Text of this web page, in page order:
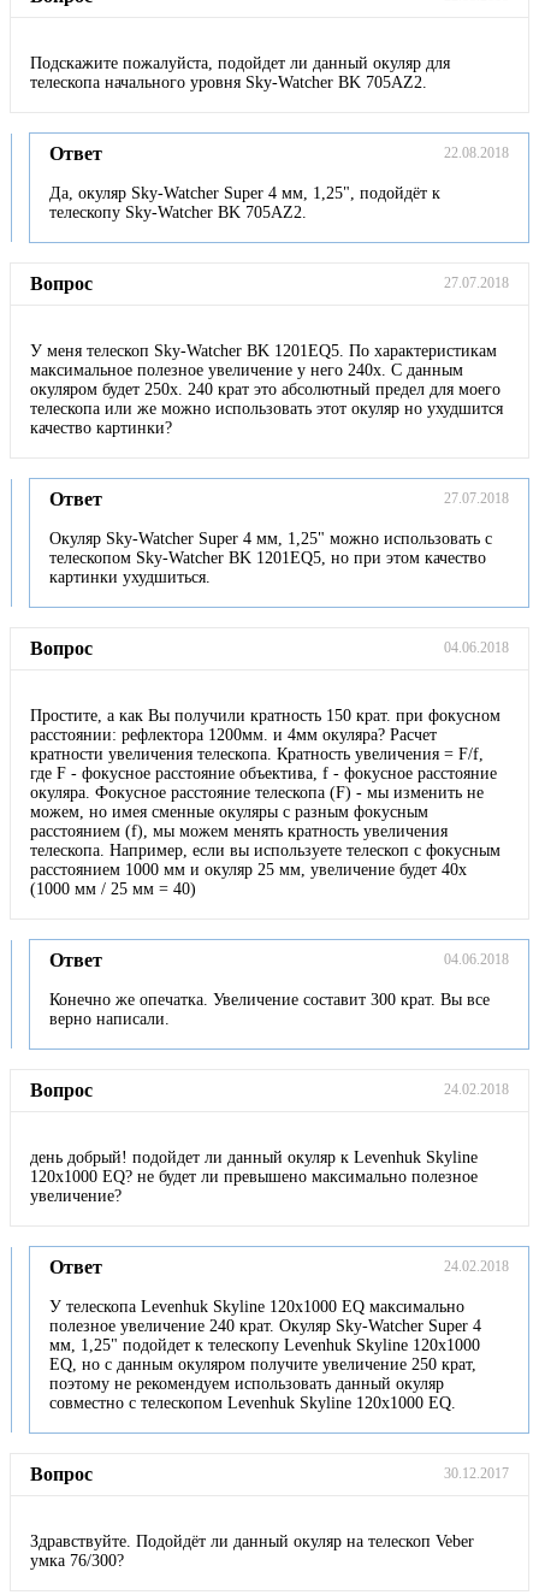
Подскажите пожалуйста, подойдет ли данный окуляр для
телескопа начального уровня Sky-Watcher BK 705AZ2.
Ответ 22.08.2018
Да, окуляр Sky-Watcher Super 4 мм, 1,25", подойдёт к
телескопу Sky-Watcher BK 705AZ2.
Вопрос 27.07.2018
У меня телескоп Sky-Watcher BK 1201EQ5. По характеристикам
максимальное полезное увеличение у него 240х. С данным
окуляром будет 250х. 240 крат это абсолютный предел для моего
телескопа или же можно использовать этот окуляр но ухудшится
качество картинки?
Ответ 27.07.2018
Окуляр Sky-Watcher Super 4 мм, 1,25" можно использовать с
телескопом Sky-Watcher BK 1201EQ5, но при этом качество
картинки ухудшиться.
Вопрос 04.06.2018
Простите, а как Вы получили кратность 150 крат. при фокусном
расстоянии: рефлектора 1200мм. и 4мм окуляра? Расчет
кратности увеличения телескопа. Кратность увеличения = F/f,
где F - фокусное расстояние объектива, f - фокусное расстояние
окуляра. Фокусное расстояние телескопа (F) - мы изменить не
можем, но имея сменные окуляры с разным фокусным
расстоянием (f), мы можем менять кратность увеличения
телескопа. Например, если вы используете телескоп с фокусным
расстоянием 1000 мм и окуляр 25 мм, увеличение будет 40x
(1000 мм / 25 мм = 40)
Ответ 04.06.2018
Конечно же опечатка. Увеличение составит 300 крат. Вы все
верно написали.
Вопрос 24.02.2018
день добрый! подойдет ли данный окуляр к Levenhuk Skyline
120x1000 EQ? не будет ли превышено максимально полезное
увеличение?
Ответ 24.02.2018
У телескопа Levenhuk Skyline 120x1000 EQ максимально
полезное увеличение 240 крат. Окуляр Sky-Watcher Super 4
мм, 1,25" подойдет к телескопу Levenhuk Skyline 120x1000
EQ, но с данным окуляром получите увеличение 250 крат,
поэтому не рекомендуем использовать данный окуляр
совместно с телескопом Levenhuk Skyline 120x1000 EQ.
Вопрос 30.12.2017
Здравствуйте. Подойдёт ли данный окуляр на телескоп Veber
умка 76/300?